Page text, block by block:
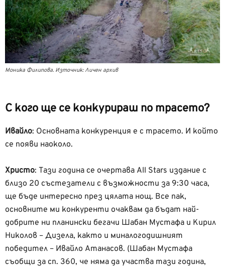
Моника Филипова. Източник: Личен архив
С кого ще се конкурираш по трасето?
Ивайло: Основната конкуренция е с трасето. И който
се появи наоколо.
Христо: Тази година се очертава All Stars издание с
близо 20 състезатели с възможности за 9:30 часа,
ще бъде интересно през цялата нощ. Все пак,
основните ми конкуренти очаквам да бъдат най-
добрите ни планински бегачи Шабан Мустафа и Кирил
Николов – Дизела, както и миналогодишният
победител – Ивайло Атанасов. (Шабан Мустафа
съобщи за сп. 360, че няма да участва тази година,